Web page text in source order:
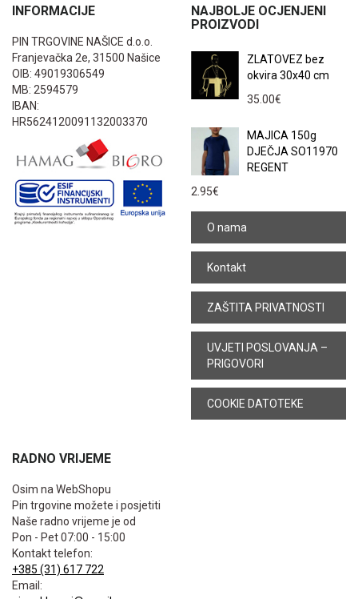
INFORMACIJE
PIN TRGOVINE NAŠICE d.o.o.
Franjevačka 2e, 31500 Našice
OIB: 49019306549
MB: 2594579
IBAN:
HR5624120091132003370
NAJBOLJE OCJENJENI
PROIZVODI
ZLATOVEZ bez
okvira 30x40 cm
35.00€
MAJICA 150g
DJEČJA SO11970
REGENT
2.95€
O nama
Kontakt
ZAŠTITA PRIVATNOSTI
UVJETI POSLOVANJA –
PRIGOVORI
COOKIE DATOTEKE
RADNO VRIJEME
Osim na WebShopu
Pin trgovine možete i posjetiti
Naše radno vrijeme je od
Pon - Pet 07:00 - 15:00
Kontakt telefon:
+385 (31) 617 722
Email: